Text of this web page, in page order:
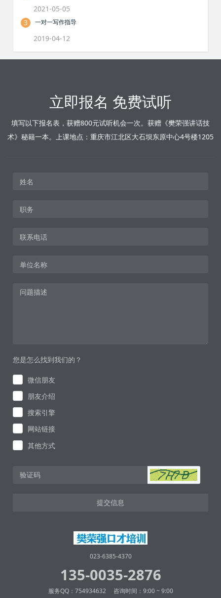
2021-05-05
3
一对一写作指导
2019-04-12
立即报名 免费试听
填写以下报名表，获赠800元试听机会一次。获赠《樊荣强讲话技
术》秘籍一本。上课地点：重庆市江北区大石坝东原中心4号楼1205
您是怎么找到我们的？
微信朋友
朋友介绍
搜索引擎
网站链接
其他方式
提交信息
023-6385-4370
135-0035-2876
服务QQ：754934632 咨询时间：9:00 ~ 9:00